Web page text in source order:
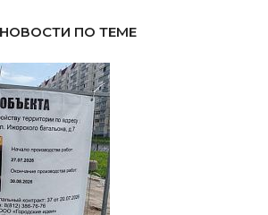
НОВОСТИ ПО ТЕМЕ